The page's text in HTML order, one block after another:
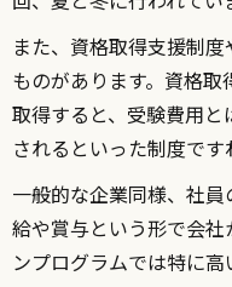
また、資格取得支援制
ものがあります。資格
取得すると、受験費用
されるといった制度です
一般的な企業同様、社
給や賞与という形で会
ンプログラムでは特に